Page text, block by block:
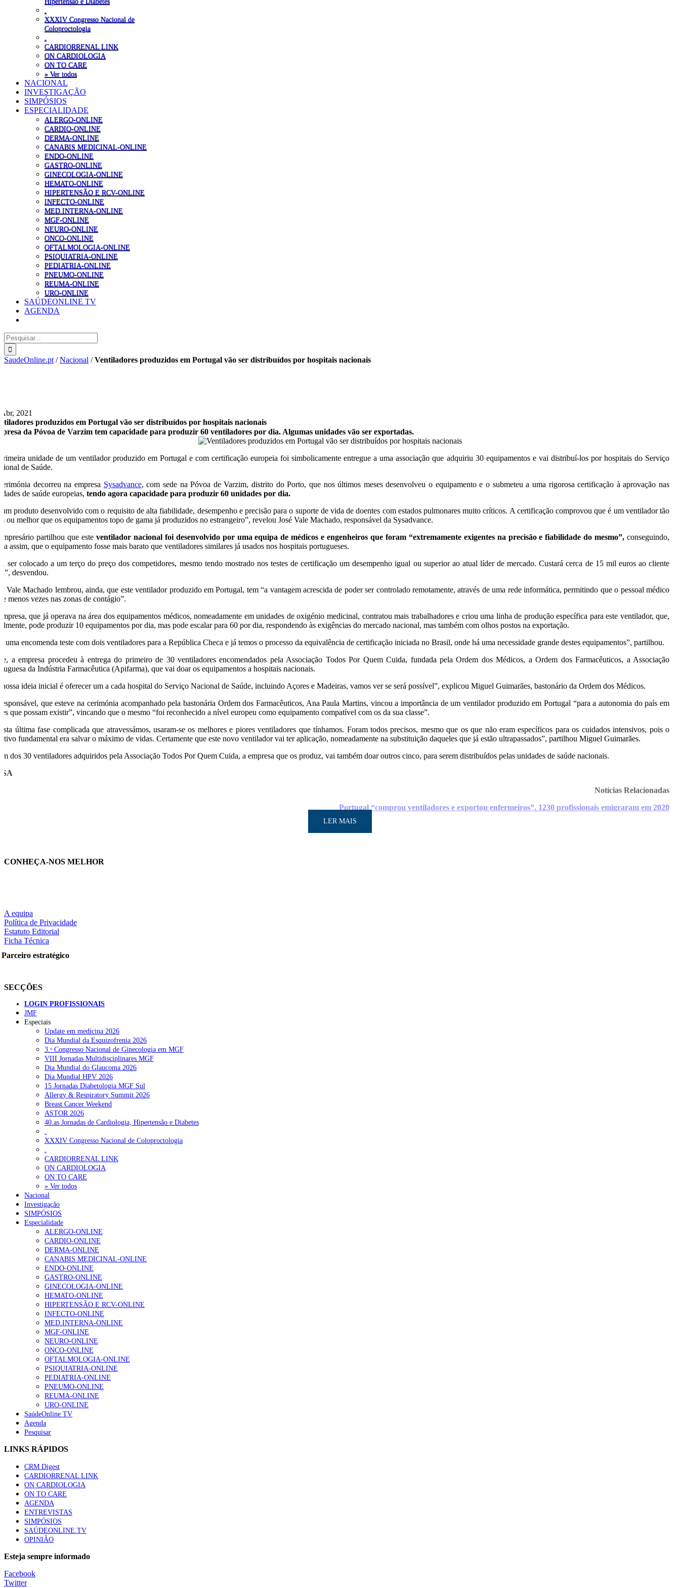
XXXIV Congresso Nacional de
Coloproctologia
CARDIORRENAL LINK
ON CARDIOLOGIA
ON TO CARE
» Ver todos
NACIONAL
INVESTIGAÇÃO
SIMPÓSIOS
ESPECIALIDADE
ALERGO-ONLINE
CARDIO-ONLINE
DERMA-ONLINE
CANABIS MEDICINAL-ONLINE
ENDO-ONLINE
GASTRO-ONLINE
GINECOLOGIA-ONLINE
HEMATO-ONLINE
HIPERTENSÃO E RCV-ONLINE
INFECTO-ONLINE
MED.INTERNA-ONLINE
MGF-ONLINE
NEURO-ONLINE
ONCO-ONLINE
OFTALMOLOGIA-ONLINE
PSIQUIATRIA-ONLINE
PEDIATRIA-ONLINE
PNEUMO-ONLINE
REUMA-ONLINE
URO-ONLINE
SAÚDEONLINE TV
AGENDA
Pesquisar
SaudeOnline.pt /Nacional /Ventiladores produzidos em Portugal vão ser distribuídos por hospitais nacionais
2021
produzidos em Portugal vão ser distribuídos por hospitais nacionais
da Póvoa de Varzim tem capacidade para produzir 60 ventiladores por dia. Algumas unidades vão ser exportadas.
unidade de um ventilador produzido em Portugal e com certificação europeia foi simbolicamente entregue a uma associação que adquiriu 30 equipamentos e vai distribuí-los por hospitais do Serviço
de Saúde.
decorreu na empresa Sysadvance, com sede na Póvoa de Varzim, distrito do Porto, que nos últimos meses desenvolveu o equipamento e o submeteu a uma rigorosa certificação à aprovação nas
de saúde europeias, tendo agora capacidade para produzir 60 unidades por dia.
produto desenvolvido com o requisito de alta fiabilidade, desempenho e precisão para o suporte de vida de doentes com estados pulmonares muito críticos. A certificação comprovou que é um ventilador tão
ou melhor que os equipamentos topo de gama já produzidos no estrangeiro”, revelou José Vale Machado, responsável da Sysadvance.
partilhou que este ventilador nacional foi desenvolvido por uma equipa de médicos e engenheiros que foram “extremamente exigentes na precisão e fiabilidade do mesmo”, conseguindo,
assim, que o equipamento fosse mais barato que ventiladores similares já usados nos hospitais portugueses.
ser colocado a um terço do preço dos competidores, mesmo tendo mostrado nos testes de certificação um desempenho igual ou superior ao atual líder de mercado. Custará cerca de 15 mil euros ao cliente
desvendou.
Vale Machado lembrou, ainda, que este ventilador produzido em Portugal, tem “a vantagem acrescida de poder ser controlado remotamente, através de uma rede informática, permitindo que o pessoal médico
menos vezes nas zonas de contágio”.
que já operava na área dos equipamentos médicos, nomeadamente em unidades de oxigénio medicinal, contratou mais trabalhadores e criou uma linha de produção específica para este ventilador, que,
pode produzir 10 equipamentos por dia, mas pode escalar para 60 por dia, respondendo às exigências do mercado nacional, mas também com olhos postos na exportação.
uma encomenda teste com dois ventiladores para a República Checa e já temos o processo da equivalência de certificação iniciada no Brasil, onde há uma necessidade grande destes equipamentos”, partilhou.
a empresa procedeu à entrega do primeiro de 30 ventiladores encomendados pela Associação Todos Por Quem Cuida, fundada pela Ordem dos Médicos, a Ordem dos Farmacêuticos, a Associação
da Indústria Farmacêutica (Apifarma), que vai doar os equipamentos a hospitais nacionais.
ideia inicial é oferecer um a cada hospital do Serviço Nacional de Saúde, incluindo Açores e Madeiras, vamos ver se será possível”, explicou Miguel Guimarães, bastonário da Ordem dos Médicos.
que esteve na cerimónia acompanhado pela bastonária Ordem dos Farmacêuticos, Ana Paula Martins, vincou a importância de um ventilador produzido em Portugal “para a autonomia do país em
que possam existir”, vincando que o mesmo “foi reconhecido a nível europeu como equipamento compatível com os da sua classe”.
última fase complicada que atravessámos, usaram-se os melhores e piores ventiladores que tínhamos. Foram todos precisos, mesmo que os que não eram específicos para os cuidados intensivos, pois o
fundamental era salvar o máximo de vidas. Certamente que este novo ventilador vai ter aplicação, nomeadamente na substituição daqueles que já estão ultrapassados”, partilhou Miguel Guimarães.
dos 30 ventiladores adquiridos pela Associação Todos Por Quem Cuida, a empresa que os produz, vai também doar outros cinco, para serem distribuídos pelas unidades de saúde nacionais.
Notícias Relacionadas
Portugal “comprou ventiladores e exportou enfermeiros”. 1230 profissionais emigraram em 2020
nas redes sociais:
RECENTES
SCORA X-Change Portugal promove formação internacional em saúde sexual e reprodutiva
ANEM reúne com coordenador do Pacto Estratégico para a Saúde
Sindicato diz que nova carreira de médicos dentistas reforça estabilidade no SNS
Mais de 400 utentes beneficiaram de comparticipação reforçada para tratamentos de infertilidade na Madeira
Sindicato acusa ULS São João de negar direitos de parentalidade aos médicos
MAIS LIDAS
Enfermagem Forense. “Da urgência ao tribunal, cada gesto conta e cada profissional faz a diferença”
202 visualizações
Alguns milhares de utentes podem ficar sem médico de família com nova regras do registo, alerta associação
175 visualizações
Quase quatro em cada dez doentes com enfarte apresentavam níveis elevados de Lp(a), revela estudo
86 visualizações
“Os programas de rastreio do cancro do pulmão são custo-efetivos e representam um investimento sustentável para os sistemas de saúde”
66 visualizações
Trodelvy aprovado para primeira linha no cancro da mama triplo negativo metastático em doentes não elegíveis para inibidores PD-(L)1
61 visualizações
Especialistas defendem mais potássio na alimentação para ajudar a controlar a hipertensão
57 visualizações
MAIS NOTÍCIAS
Sindicato diz que nova carreira de médicos dentistas reforça estabilidade no SNS
LER MAIS
CONHEÇA-NOS MELHOR
A equipa
Política de Privacidade
Estatuto Editorial
Ficha Técnica
Parceiro estratégico
SECÇÕES
LOGIN PROFISSIONAIS
JMF
Especiais
Update em medicina 2026
Dia Mundial da Esquizofrenia 2026
3.ᵒ Congresso Nacional de Ginecologia em MGF
VIII Jornadas Multidisciplinares MGF
Dia Mundial do Glaucoma 2026
Dia Mundial HPV 2026
15 Jornadas Diabetologia MGF Sul
Allergy & Respiratory Summit 2026
Breast Cancer Weekend
ASTOR 2026
40.as Jornadas de Cardiologia, Hipertensão e Diabetes
.
XXXIV Congresso Nacional de Coloproctologia
.
CARDIORRENAL LINK
ON CARDIOLOGIA
ON TO CARE
» Ver todos
Nacional
Investigação
SIMPÓSIOS
Especialidade
ALERGO-ONLINE
CARDIO-ONLINE
DERMA-ONLINE
CANABIS MEDICINAL-ONLINE
ENDO-ONLINE
GASTRO-ONLINE
GINECOLOGIA-ONLINE
HEMATO-ONLINE
HIPERTENSÃO E RCV-ONLINE
INFECTO-ONLINE
MED.INTERNA-ONLINE
MGF-ONLINE
NEURO-ONLINE
ONCO-ONLINE
OFTALMOLOGIA-ONLINE
PSIQUIATRIA-ONLINE
PEDIATRIA-ONLINE
PNEUMO-ONLINE
REUMA-ONLINE
URO-ONLINE
SaúdeOnline TV
Agenda
Pesquisar
LINKS RÁPIDOS
CRM Digest
CARDIORRENAL LINK
ON CARDIOLOGIA
ON TO CARE
AGENDA
ENTREVISTAS
SIMPÓSIOS
SAÚDEONLINE.TV
OPINIÃO
Esteja sempre informado
Facebook
Twitter